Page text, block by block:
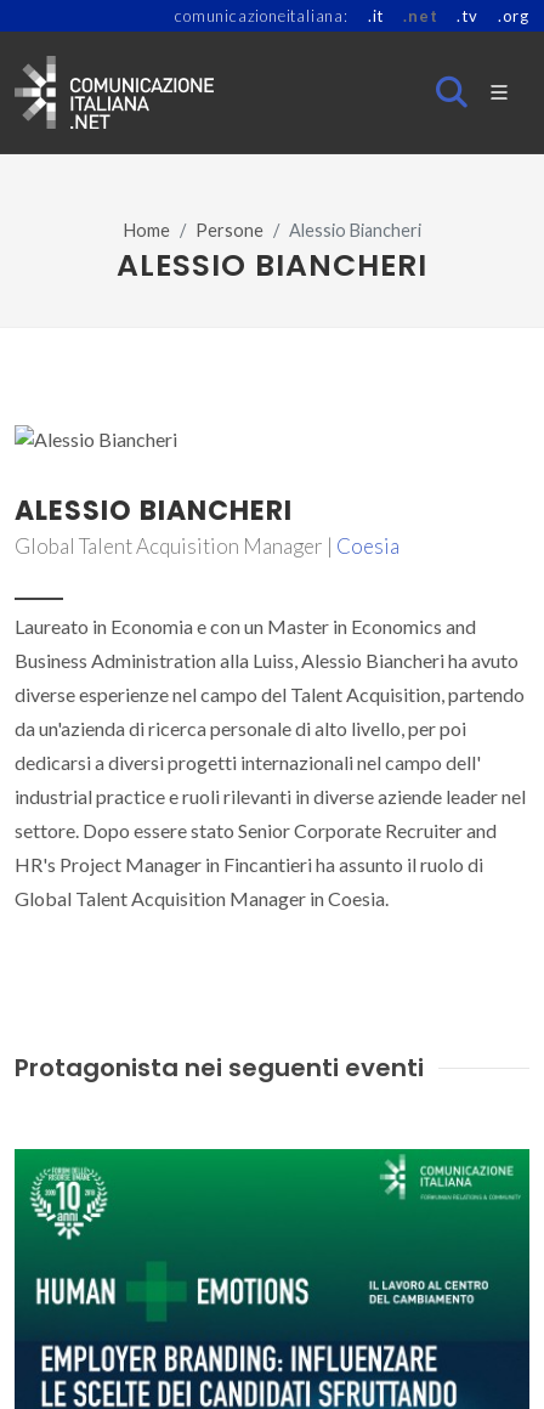
comunicazioneitaliana: .it .net .tv .org
Home Persone Alessio Biancheri
ALESSIO BIANCHERI
ALESSIO BIANCHERI
Global Talent Acquisition Manager | Coesia
Laureato in Economia e con un Master in Economics and
Business Administration alla Luiss, Alessio Biancheri ha avuto
diverse esperienze nel campo del Talent Acquisition, partendo
da un'azienda di ricerca personale di alto livello, per poi
dedicarsi a diversi progetti internazionali nel campo dell'
industrial practice e ruoli rilevanti in diverse aziende leader nel
settore. Dopo essere stato Senior Corporate Recruiter and
HR's Project Manager in Fincantieri ha assunto il ruolo di
Global Talent Acquisition Manager in Coesia.
Protagonista nei seguenti eventi